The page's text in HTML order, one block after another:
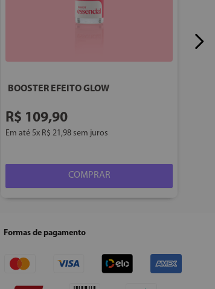
BOOSTER EFEITO GLOW
R$ 109,90
Em até 5x R$ 21,98 sem juros
COMPRAR
Formas de pagamento